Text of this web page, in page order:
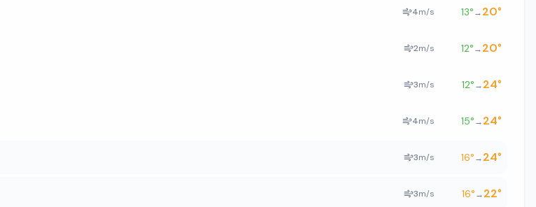
4m/s 13°→20°
2m/s 12°→20°
3m/s 12°→24°
4m/s 15°→24°
3m/s 16°→24°
3m/s 16°→22°